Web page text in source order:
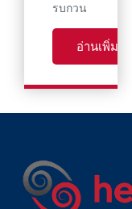
รบกวน
อ่านเพิ่มเติม